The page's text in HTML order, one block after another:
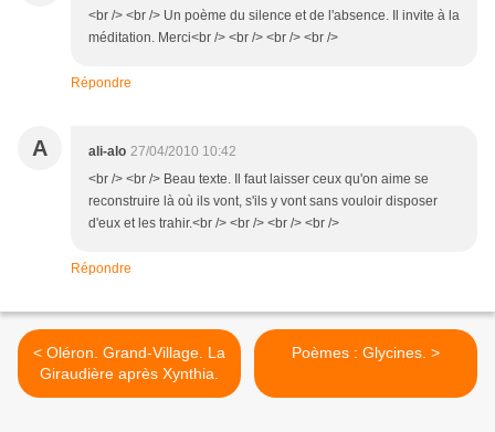
<br /> <br /> Un poème du silence et de l'absence. Il invite à la
méditation. Merci<br /> <br /> <br /> <br />
Répondre
A ali-alo 27/04/2010 10:42
<br /> <br /> Beau texte. Il faut laisser ceux qu'on aime se
reconstruire là où ils vont, s'ils y vont sans vouloir disposer
d'eux et les trahir.<br /> <br /> <br /> <br />
Répondre
< Oléron. Grand-Village. La
Giraudière après Xynthia.
Poèmes : Glycines. >